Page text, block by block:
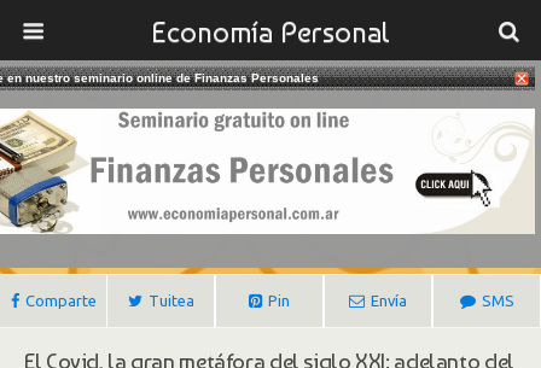
Economía Personal
14/07/2020
De Virus Y Memes
Gustavo Ibañez Padilla
Comparte Tuitea Pin Envía SMS
El Covid, la gran metáfora del siglo XXI: adelanto del
en nuestro seminario online de Finanzas Personales